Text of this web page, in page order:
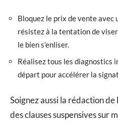
Bloquez le prix de vente
résistez à la tentation de
le bien s’enliser.
Réalisez tous les diagnostics
départ pour accélérer la
Soignez aussi la rédaction de
des clauses suspensives sur